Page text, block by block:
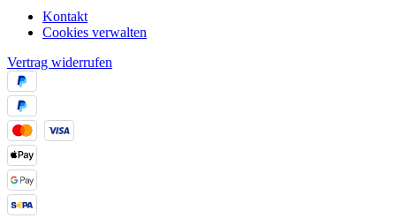
Kontakt
Cookies verwalten
Vertrag widerrufen